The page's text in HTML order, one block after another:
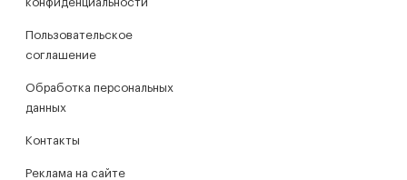
Пользовательское
соглашение
Обработка персональных
данных
Контакты
Реклама на сайте